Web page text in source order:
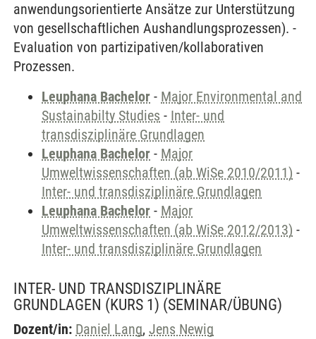
anwendungsorientierte Ansätze zur Unterstützung
von gesellschaftlichen Aushandlungsprozessen). -
Evaluation von partizipativen/kollaborativen
Prozessen.
Leuphana Bachelor - Major Environmental and
Sustainabilty Studies - Inter- und
transdisziplinäre Grundlagen
Leuphana Bachelor - Major
Umweltwissenschaften (ab WiSe 2010/2011) -
Inter- und transdisziplinäre Grundlagen
Leuphana Bachelor - Major
Umweltwissenschaften (ab WiSe 2012/2013) -
Inter- und transdisziplinäre Grundlagen
INTER- UND TRANSDISZIPLINÄRE
GRUNDLAGEN (KURS 1) (SEMINAR/ÜBUNG)
Dozent/in: Daniel Lang, Jens Newig